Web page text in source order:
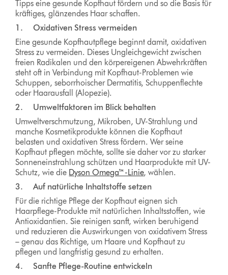
Tipps eine gesunde Kopfhaut fördern und so die Basis für
kräftiges, glänzendes Haar schaffen.
1. Oxidativen Stress vermeiden
Eine gesunde Kopfhautpflege beginnt damit, oxidativen
Stress zu vermeiden. Dieses Ungleichgewicht zwischen
freien Radikalen und den körpereigenen Abwehrkräften
steht oft in Verbindung mit Kopfhaut-Problemen wie
Schuppen, seborrhoischer Dermatitis, Schuppenflechte
oder Haarausfall (Alopezie).
2. Umweltfaktoren im Blick behalten
Umweltverschmutzung, Mikroben, UV-Strahlung und
manche Kosmetikprodukte können die Kopfhaut
belasten und oxidativen Stress fördern. Wer seine
Kopfhaut pflegen möchte, sollte sie daher vor zu starker
Sonneneinstrahlung schützen und Haarprodukte mit UV-
Schutz, wie die Dyson Omega™-Linie, wählen.
3. Auf natürliche Inhaltstoffe setzen
Für die richtige Pflege der Kopfhaut eignen sich
Haarpflege-Produkte mit natürlichen Inhaltsstoffen, wie
Antioxidantien. Sie reinigen sanft, wirken beruhigend
und reduzieren die Auswirkungen von oxidativem Stress
– genau das Richtige, um Haare und Kopfhaut zu
pflegen und langfristig gesund zu erhalten.
4. Sanfte Pflege-Routine entwickeln